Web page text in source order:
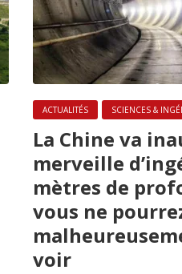
ACTUALITÉS SCIENCES &
La Chine va
merveille
mètres de
vous ne
voir